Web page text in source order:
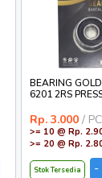
BEARING
6201 2RS
Rp. 3.000 /
>= 10 @ Rp.
>= 20 @ Rp.
Stok Tersedia